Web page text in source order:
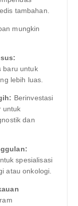
tambahan.
mungkin
baru untuk
lebih luas.
Berinvestasi
untuk
dan
spesialisasi
atau onkologi.